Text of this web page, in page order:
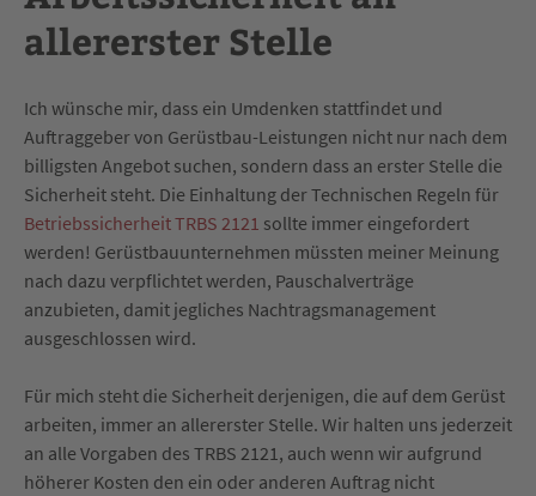
allererster Stelle
Ich wünsche mir, dass ein Umdenken stattfindet und
Auftraggeber von Gerüstbau-Leistungen nicht nur nach dem
billigsten Angebot suchen, sondern dass an erster Stelle die
Sicherheit steht. Die Einhaltung der Technischen Regeln für
Betriebssicherheit TRBS 2121 sollte immer eingefordert
werden! Gerüstbauunternehmen müssten meiner Meinung
nach dazu verpflichtet werden, Pauschalverträge
anzubieten, damit jegliches Nachtragsmanagement
ausgeschlossen wird.
Für mich steht die Sicherheit derjenigen, die auf dem Gerüst
arbeiten, immer an allererster Stelle. Wir halten uns jederzeit
an alle Vorgaben des TRBS 2121, auch wenn wir aufgrund
höherer Kosten den ein oder anderen Auftrag nicht